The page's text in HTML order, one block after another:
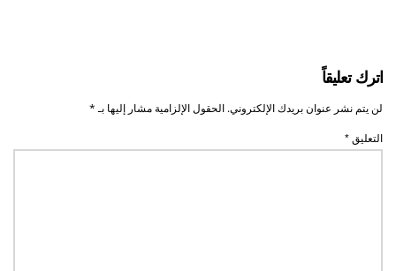
اترك تعليقاً
لن يتم نشر عنوان بريدك الإلكتروني. الحقول الإلزامية مشار إليها بـ*
التعليق *